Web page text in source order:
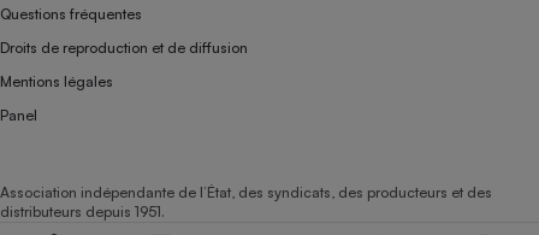
Questions fréquentes
Droits de reproduction et de diffusion
Mentions légales
Panel
Association indépendante de l’État, des syndicats, des producteurs et des
distributeurs depuis 1951.